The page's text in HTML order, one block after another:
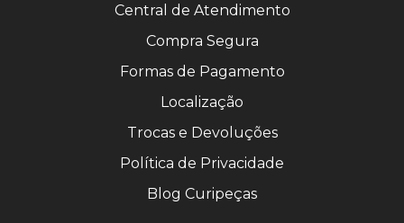
Central de Atendimento
Compra Segura
Formas de Pagamento
Localização
Trocas e Devoluções
Política de Privacidade
Blog Curipeças